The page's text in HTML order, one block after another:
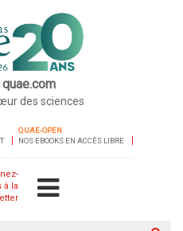
des sciences
QUAE-OPEN
NOS EBOOKS EN ACCÈS LIBRE
à la